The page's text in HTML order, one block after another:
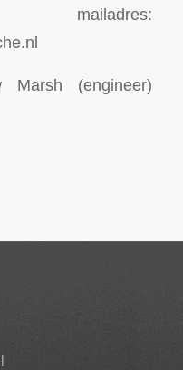
Marsh (engineer)